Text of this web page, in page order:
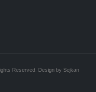
Reserved. Design by Sejkan